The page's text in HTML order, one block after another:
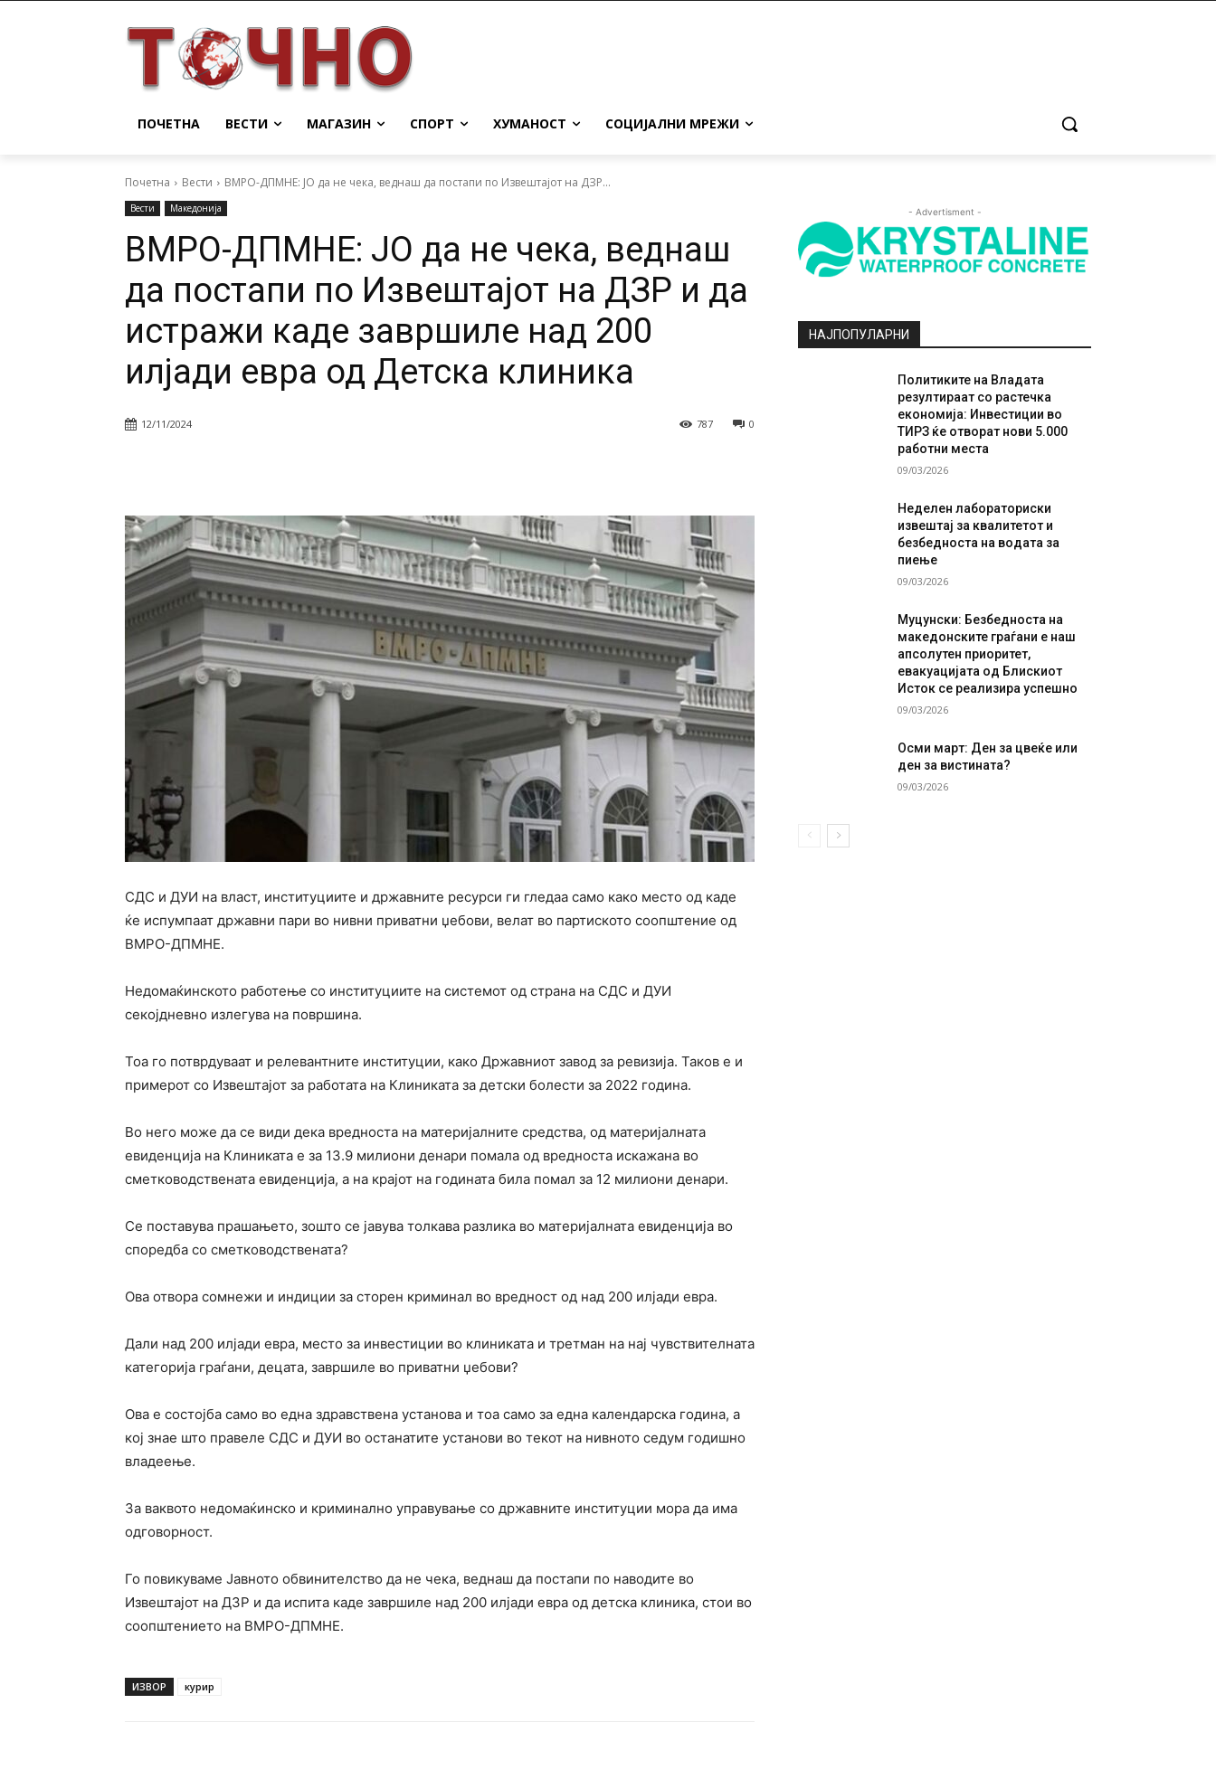
ПОЧЕТНА ВЕСТИ МАГАЗИН СПОРТ ХУМАНОСТ СОЦИЈАЛНИ МРЕЖИ
Почетна Вести ВМРО-ДПМНЕ: ЈО да не чека, веднаш да постапи по Извештајот на ДЗР...
Вести Македонија
ВМРО-ДПМНЕ: ЈО да не чека, веднаш
да постапи по Извештајот на ДЗР и да
истражи каде завршиле над 200
илјади евра од Детска клиника
12/11/2024 0
787
СДС и ДУИ на власт, институциите и државните ресурси ги гледаа само како место од каде
ќе испумпаат државни пари во нивни приватни џебови, велат во партиското соопштение од
ВМРО-ДПМНЕ.
Недомаќинското работење со институциите на системот од страна на СДС и ДУИ
секојдневно излегува на површина.
Тоа го потврдуваат и релевантните институции, како Државниот завод за ревизија. Таков е и
примерот со Извештајот за работата на Клиниката за детски болести за 2022 година.
Во него може да се види дека вредноста на материјалните средства, од материјалната
евиденција на Клиниката е за 13.9 милиони денари помала од вредноста искажана во
сметководствената евиденција, а на крајот на годината била помал за 12 милиони денари.
Се поставува прашањето, зошто се јавува толкава разлика во материјалната евиденција во
споредба со сметководствената?
Ова отвора сомнежи и индиции за сторен криминал во вредност од над 200 илјади евра.
Дали над 200 илјади евра, место за инвестиции во клиниката и третман на нај чувствителната
категорија граѓани, децата, завршиле во приватни џебови?
Ова е состојба само во една здравствена установа и тоа само за една календарска година, а
кој знае што правеле СДС и ДУИ во останатите установи во текот на нивното седум годишно
владеење.
За ваквото недомаќинско и криминално управување со државните институции мора да има
одговорност.
Го повикуваме Јавното обвинителство да не чека, веднаш да постапи по наводите во
Извештајот на ДЗР и да испита каде завршиле над 200 илјади евра од детска клиника, стои во
соопштението на ВМРО-ДПМНЕ.
ИЗВОР курир
- Advertisment -
НАЈПОПУЛАРНИ
Политиките на Владата
резултираат со растечка
економија: Инвестиции во
ТИРЗ ќе отворат нови 5.000
работни места
09/03/2026
Неделен лабораториски
извештај за квалитетот и
безбедноста на водата за
пиење
09/03/2026
Муцунски: Безбедноста на
македонските граѓани е наш
апсолутен приоритет,
евакуацијата од Блискиот
Исток се реализира успешно
09/03/2026
Осми март: Ден за цвеќе или
ден за вистината?
09/03/2026